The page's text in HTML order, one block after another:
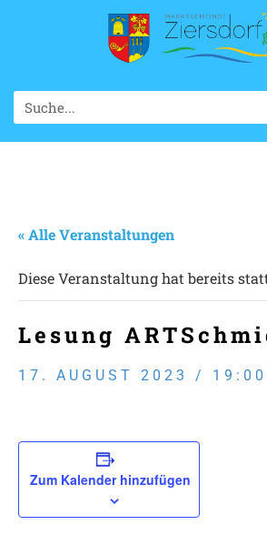
« Alle Veranstaltungen
Diese Veranstaltung hat bereits
Lesung
17. AUGUST 2023 / 19:00
Zum Kalender hinzufügen